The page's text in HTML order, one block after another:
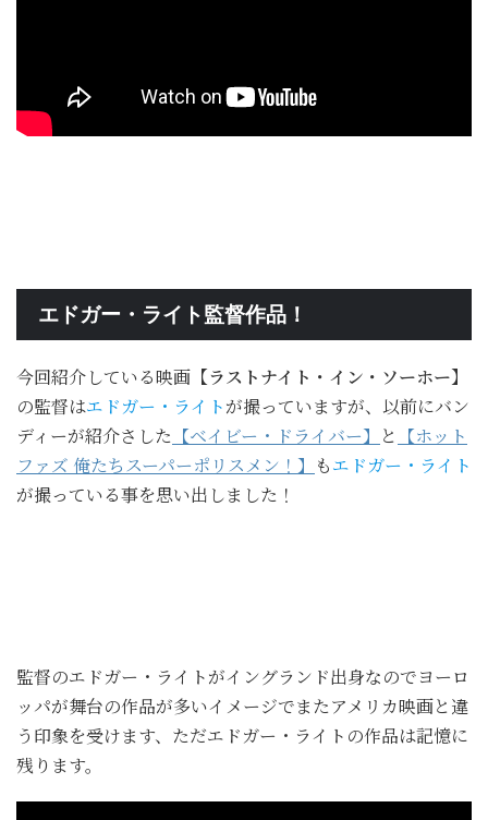
エドガー・ライト監督作品！
今回紹介している映画 【ラストナイト・イン・ソーホー】
の監督はエドガー・ライトが撮っていますが、以前にバン
ディーが紹介さした 【ベイビー・ドライバー】 と 【ホット
ファズ 俺たちスーパーポリスメン！】 もエドガー・ライト
が撮っている事を思い出しました！
監督のエドガー・ライトがイングランド出身なのでヨーロ
ッパが舞台の作品が多いイメージでまたアメリカ映画と違
う印象を受けます、ただエドガー・ライトの作品は記憶に
残ります。